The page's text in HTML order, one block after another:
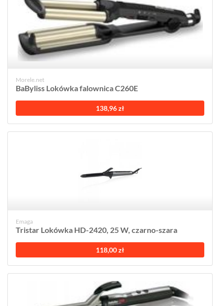
Morele.net
BaByliss Lokówka falownica C260E
138,96 zł
Emaga
Tristar Lokówka HD-2420, 25 W, czarno-szara
118,00 zł